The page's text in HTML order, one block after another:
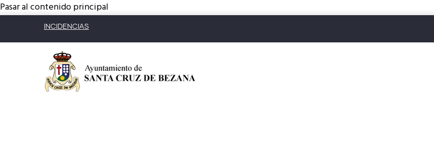
Pasar al contenido principal
INCIDENCIAS